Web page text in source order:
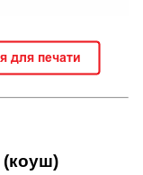
(коуш)